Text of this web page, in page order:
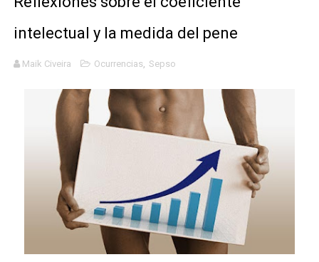
Definiendo: ¿Qué es el fascismo?
Panorama del nuevo fascismo mundial: Verano de 2026
Llévenmelo fuchachos: El adiós a 'THE BOYS'
intelectual y la medida del pene
Maik Civeira Ocurrencias, Sepso